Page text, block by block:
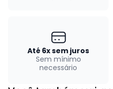
Até 6x sem juros
Sem mínimo
necessário